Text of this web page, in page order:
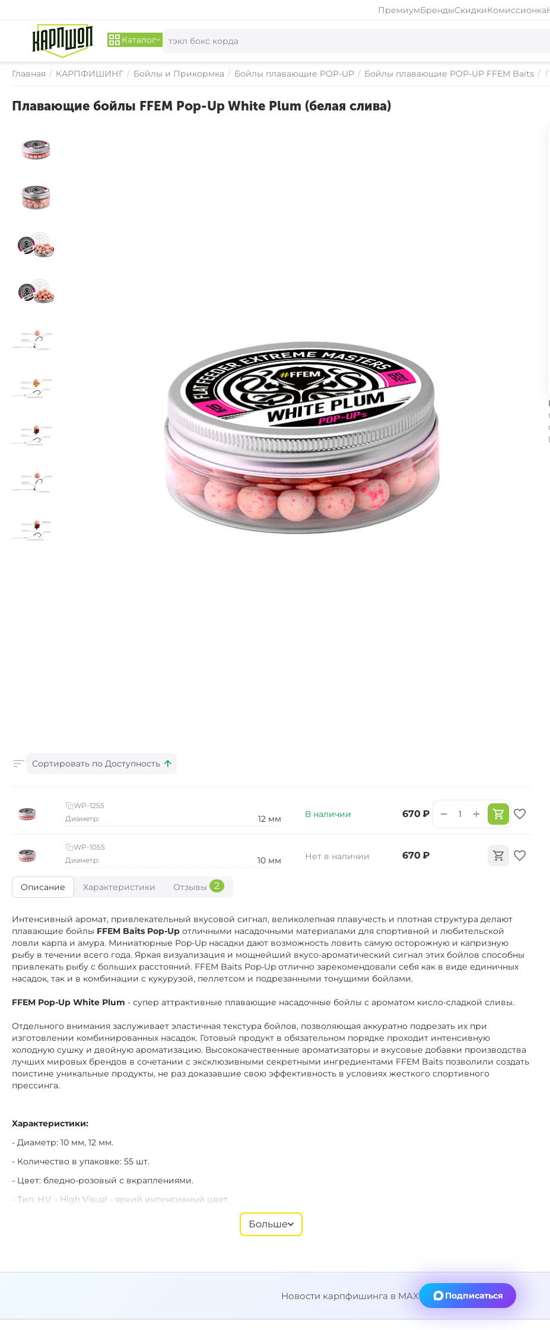
ПремиумБрендыСкидкиКомиссионка
Каталог
Главная / КАРПФИШИНГ / Бойлы и Прикормка / Бойлы плавающие POP-UP / Бойлы плавающие POP-UP FFEM Baits /
Плавающие бойлы FFEM Pop-Up White Plum (белая слива)
Сортировать по Доступность
В наличии ‍670‍ ₽ +
−
WP-1255
Диаметр:
12 мм
Нет в наличии ‍670‍ ₽
WP-1055
Диаметр:
10 мм
Описание Характеристики Отзывы 2
Интенсивный аромат, привлекательный вкусовой сигнал, великолепная плавучесть и плотная структура делают
плавающие бойлы FFEM Baits Pop-Up отличными насадочными материалами для спортивной и любительской
ловли карпа и амура. Миниатюрные Pop-Up насадки дают возможность ловить самую осторожную и капризную
рыбу в течении всего года. Яркая визуализация и мощнейший вкусо-ароматический сигнал этих бойлов способны
привлекать рыбу с больших расстояний. FFEM Baits Pop-Up отлично зарекомендовали себя как в виде единичных
насадок, так и в комбинации с кукурузой, пеллетсом и подрезанными тонущими бойлами.
FFEM Pop-Up White Plum - супер аттрактивные плавающие насадочные бойлы с ароматом кисло-сладкой сливы.
Отдельного внимания заслуживает эластичная текстура бойлов, позволяющая аккуратно подрезать их при
изготовлении комбинированных насадок. Готовый продукт в обязательном порядке проходит интенсивную
холодную сушку и двойную ароматизацию. Высококачественные ароматизаторы и вкусовые добавки производства
лучших мировых брендов в сочетании с эксклюзивными секретными ингредиентами FFEM Baits позволили создать
поистине уникальные продукты, не раз доказавшие свою эффективность в условиях жесткого спортивного
прессинга.
Характеристики:
- Диаметр: 10 мм, 12 мм.
- Количество в упаковке: 55 шт.
- Цвет: бледно-розовый с вкраплениями.
- Тип: H.V. - High Visual - яркий интенсивный цвет.
Больше
Новости карпфишинга в MAX Подписаться